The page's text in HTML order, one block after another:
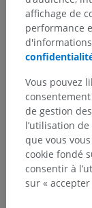
Hiérarchie
Anatomie
Corps humain
Système
Encéphale>
Sillon limitant
Structures
affichage de
performance
Vous pouvez
de gestion
l’utilisation
que vous
cookie fondé
consentir à
sur «